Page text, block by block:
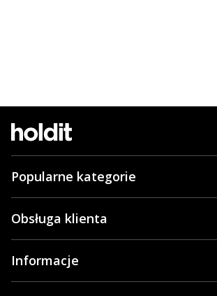
Popularne kategorie
Obsługa klienta
Informacje